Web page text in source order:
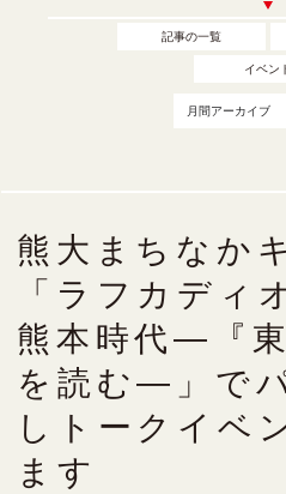
記事の一覧
イベン
熊大まちなか
「ラフカディ
熊本時代―『東
を読む―」で
しトークイベ
ます